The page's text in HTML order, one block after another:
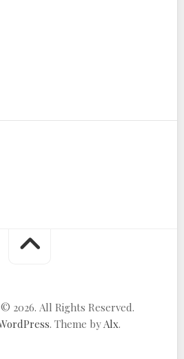
2026. All Rights Reserved.
. Theme byAlx.